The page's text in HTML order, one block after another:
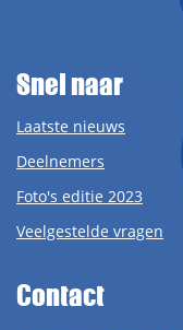
Snel naar
Laatste nieuws
Deelnemers
Foto's editie 2023
Veelgestelde vragen
Contact